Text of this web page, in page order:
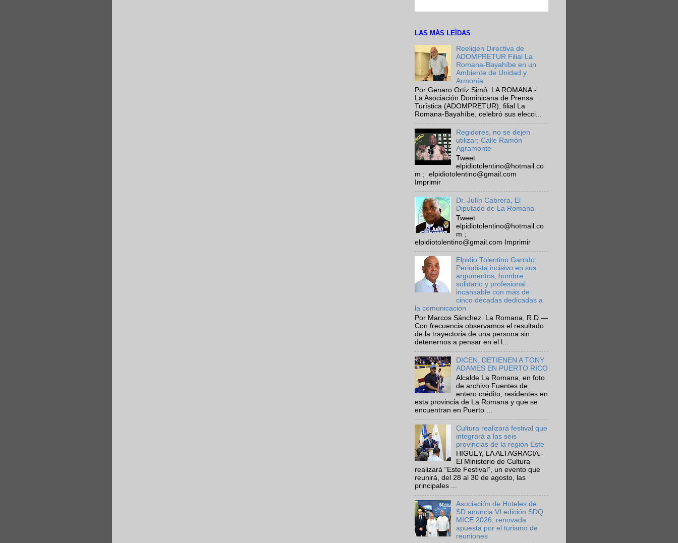
LAS MÁS LEÍDAS
Reeligen Directiva de
ADOMPRETUR Filial La
Romana-Bayahíbe en un
Ambiente de Unidad y
Armonía
Por Genaro Ortiz Simó. LA ROMANA.-
La Asociación Dominicana de Prensa
Turística (ADOMPRETUR), filial La
Romana-Bayahíbe, celebró sus elecci...
Regidores, no se dejen
utilizar; Calle Ramón
Agramonte
Tweet
elpidiotolentino@hotmail.co
m ; elpidiotolentino@gmail.com
Imprimir
Dr. Julín Cabrera, El
Diputado de La Romana
Tweet
elpidiotolentino@hotmail.co
m ;
elpidiotolentino@gmail.com Imprimir
Elpidio Tolentino Garrido:
Periodista incisivo en sus
argumentos, hombre
solidario y profesional
incansable con más de
cinco décadas dedicadas a
la comunicación
Por Marcos Sánchez. La Romana, R.D.—
Con frecuencia observamos el resultado
de la trayectoria de una persona sin
detenernos a pensar en el l...
DICEN, DETIENEN A TONY
ADAMES EN PUERTO RICO
Alcalde La Romana, en foto
de archivo Fuentes de
entero crédito, residentes en
esta provincia de La Romana y que se
encuentran en Puerto ...
Cultura realizará festival que
integrará a las seis
provincias de la región Este
HIGÜEY, LA ALTAGRACIA.-
El Ministerio de Cultura
realizará “Este Festival“, un evento que
reunirá, del 28 al 30 de agosto, las
principales ...
Asociación de Hoteles de
SD anuncia VI edición SDQ
MICE 2026, renovada
apuesta por el turismo de
reuniones